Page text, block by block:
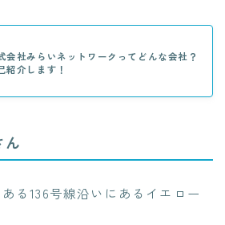
会社みらいネットワークってどんな会社？
紹介します！
ん
る136号線沿いにあるイエロー